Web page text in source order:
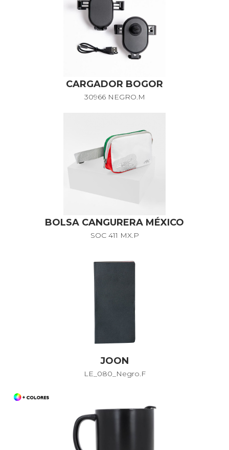
CARGADOR BOGOR
30966 NEGRO.M
BOLSA CANGURERA MÉXICO
SOC 411 MX.P
JOON
LE_080_Negro.F